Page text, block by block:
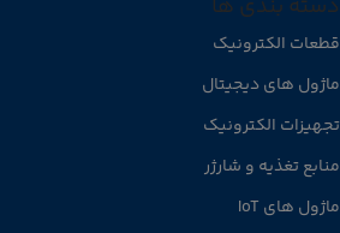
دسته بندی ها
قطعات الکترونیک
ماژول های دیجیتال
تجهیزات الکترونیک
منابع تغذیه و شارژر
ماژول های IoT